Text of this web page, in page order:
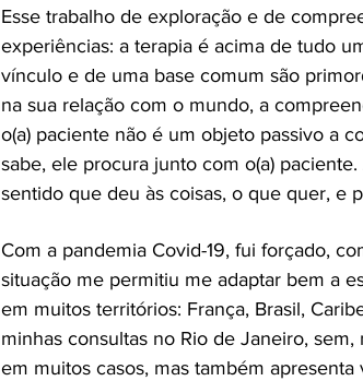
Esse trabalho de exploração e de
experiências: a terapia é acima de tudo
vínculo e de uma base comum são
na sua relação com o mundo, a
o(a) paciente não é um objeto passivo a
sabe, ele procura junto com o(a)
sentido que deu às coisas, o que quer, e
Com a pandemia Covid-19, fui forçado,
situação me permitiu me adaptar bem a
em muitos territórios: França, Brasil,
minhas consultas no Rio de Janeiro,
em muitos casos, mas também apresenta